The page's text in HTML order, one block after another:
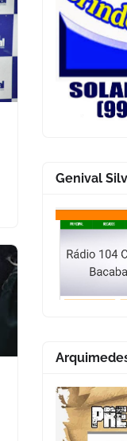
Genival
Arquimedes